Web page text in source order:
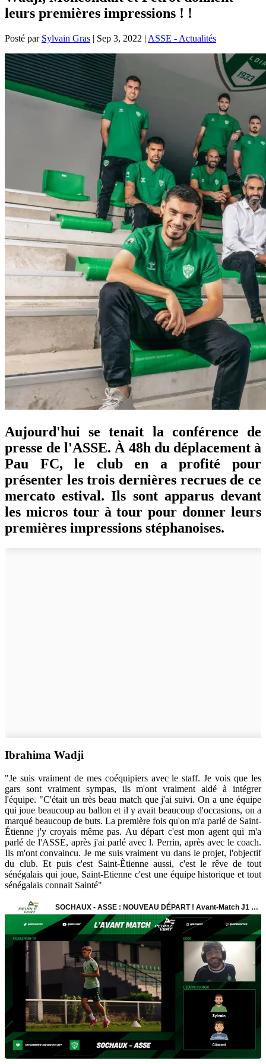
leurs premières impressions ! !
Posté par Sylvain Gras | Sep 3, 2022 | ASSE - Actualités
Aujourd'hui se tenait la conférence de
presse de l'ASSE. À 48h du déplacement à
Pau FC, le club en a profité pour
présenter les trois dernières recrues de ce
mercato estival. Ils sont apparus devant
les micros tour à tour pour donner leurs
premières impressions stéphanoises.
Ibrahima Wadji
"Je suis vraiment de mes coéquipiers avec le staff. Je vois que les
gars sont vraiment sympas, ils m'ont vraiment aidé à intégrer
l'équipe. "C'était un très beau match que j'ai suivi. On a une équipe
qui joue beaucoup au ballon et il y avait beaucoup d'occasions, on a
marqué beaucoup de buts. La première fois qu'on m'a parlé de Saint-
Étienne j'y croyais même pas. Au départ c'est mon agent qui m'a
parlé de l'ASSE, après j'ai parlé avec l. Perrin, après avec le coach.
Ils m'ont convaincu. Je me suis vraiment vu dans le projet, l'objectif
du club. Et puis c'est Saint-Ètienne aussi, c'est le rêve de tout
sénégalais qui joue, Saint-Etienne c'est une équipe historique et tout
sénégalais connait Sainté"